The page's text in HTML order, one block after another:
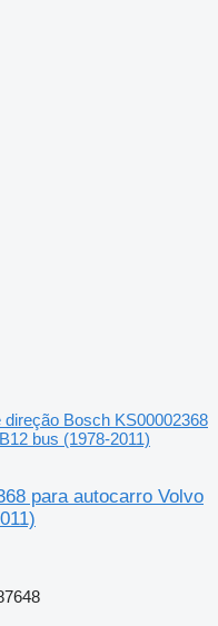
direção Bosch KS00002368
bus (1978-2011)
para autocarro Volvo